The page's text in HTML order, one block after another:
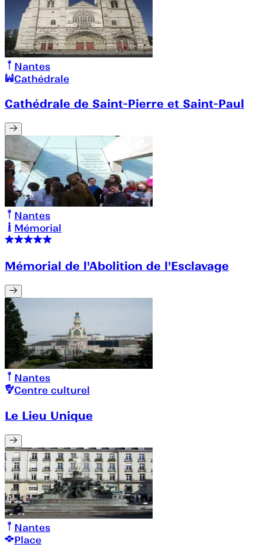
Nantes
Cathédrale
Cathédrale de Saint-Pierre et Saint-Paul
Nantes
Mémorial
Mémorial de l'Abolition de l'Esclavage
Nantes
Centre culturel
Le Lieu Unique
Nantes
Place